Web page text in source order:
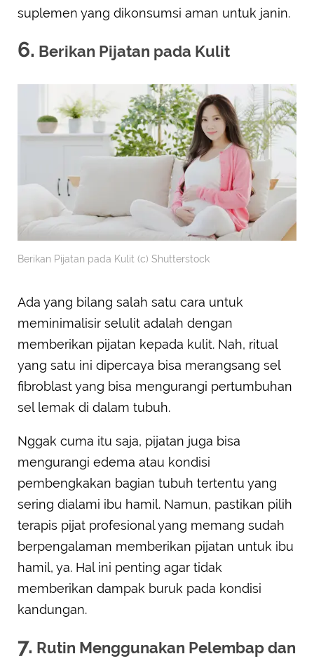
suplemen yang dikonsumsi aman untuk janin.
6. Berikan Pijatan pada Kulit
Berikan Pijatan pada Kulit (c) Shutterstock
Ada yang bilang salah satu cara untuk
meminimalisir selulit adalah dengan
memberikan pijatan kepada kulit. Nah, ritual
yang satu ini dipercaya bisa merangsang sel
fibroblast yang bisa mengurangi pertumbuhan
sel lemak di dalam tubuh.
Nggak cuma itu saja, pijatan juga bisa
mengurangi edema atau kondisi
pembengkakan bagian tubuh tertentu yang
sering dialami ibu hamil. Namun, pastikan pilih
terapis pijat profesional yang memang sudah
berpengalaman memberikan pijatan untuk ibu
hamil, ya. Hal ini penting agar tidak
memberikan dampak buruk pada kondisi
kandungan.
7. Rutin Menggunakan Pelembap dan